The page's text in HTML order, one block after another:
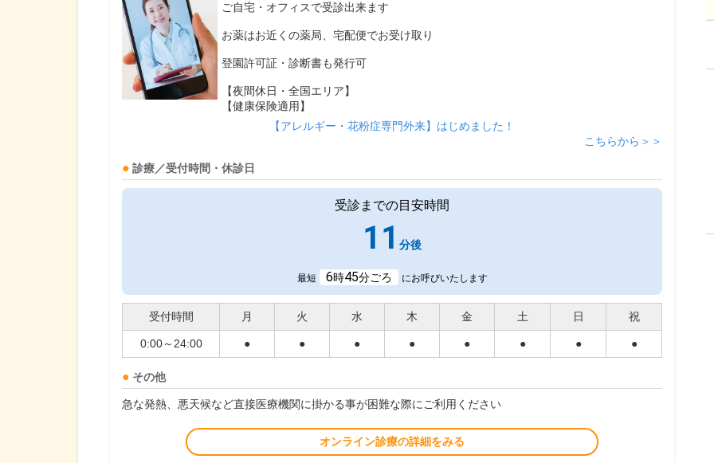
ご自宅・オフィスで受診出来ます
お薬はお近くの薬局、宅配便でお受け取り
登園許可証・診断書も発行可
【夜間休日・全国エリア】
【健康保険適用】
【アレルギー・花粉症専門外来】はじめました！
こちらから＞＞
診療／受付時間・休診日
受診までの目安時間
11 分後
最短 6時45分ごろ にお呼びいたします
受付時間 月 火 水 木 金 土 日 祝
0:00～24:00 ● ● ● ● ● ● ● ●
その他
急な発熱、悪天候など直接医療機関に掛かる事が困難な際にご利用ください
オンライン診療の詳細をみる